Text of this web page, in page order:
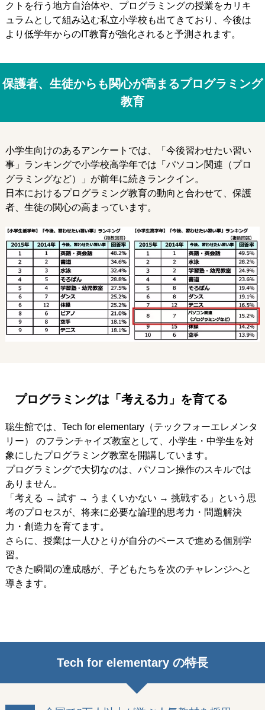
クトを行う地方自治体や、プログラミングの授業をカリキ
ュラムとして組み込む私立小学校も出てきており、今後は
より低学年からのIT教育が強化されると予測されます。
保護者、生徒からも関心が高まるプログラミング
教育
小学生向けのあるアンケートでは、「今後習わせたい習い
事」ランキングで小学校高学年では「パソコン関連（プロ
グラミングなど）」が前年に続きランクイン。
日本におけるプログラミング教育の動向と合わせて、保護
者、生徒の関心の高まっています。
プログラミングは「考える力」を育てる
聡生館では、Tech for elementary（テックフォーエレメンタ
リー） のフランチャイズ教室として、小学生・中学生を対
象にしたプログラミング教室を開講しています。
プログラミングで大切なのは、パソコン操作のスキルでは
ありません。
「考える → 試す → うまくいかない → 挑戦する」という思
考のプロセスが、将来に必要な論理的思考力・問題解決
力・創造力を育てます。
さらに、授業は一人ひとりが自分のペースで進める個別学
習。
できた瞬間の達成感が、子どもたちを次のチャレンジへと
導きます。
Tech for elementary の特長